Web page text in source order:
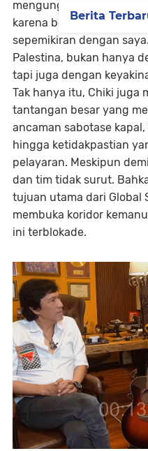
mengungkapkan, “Saya
karena bertemu dengan
sepemikiran dengan
Palestina, bukan hanya
tapi juga dengan
Tak hanya itu, Chiki juga
tantangan besar yang
ancaman sabotase
hingga ketidakpastian
pelayaran. Meskipun
dan tim tidak surut.
tujuan utama dari Global
membuka koridor
ini terblokade.
Berita